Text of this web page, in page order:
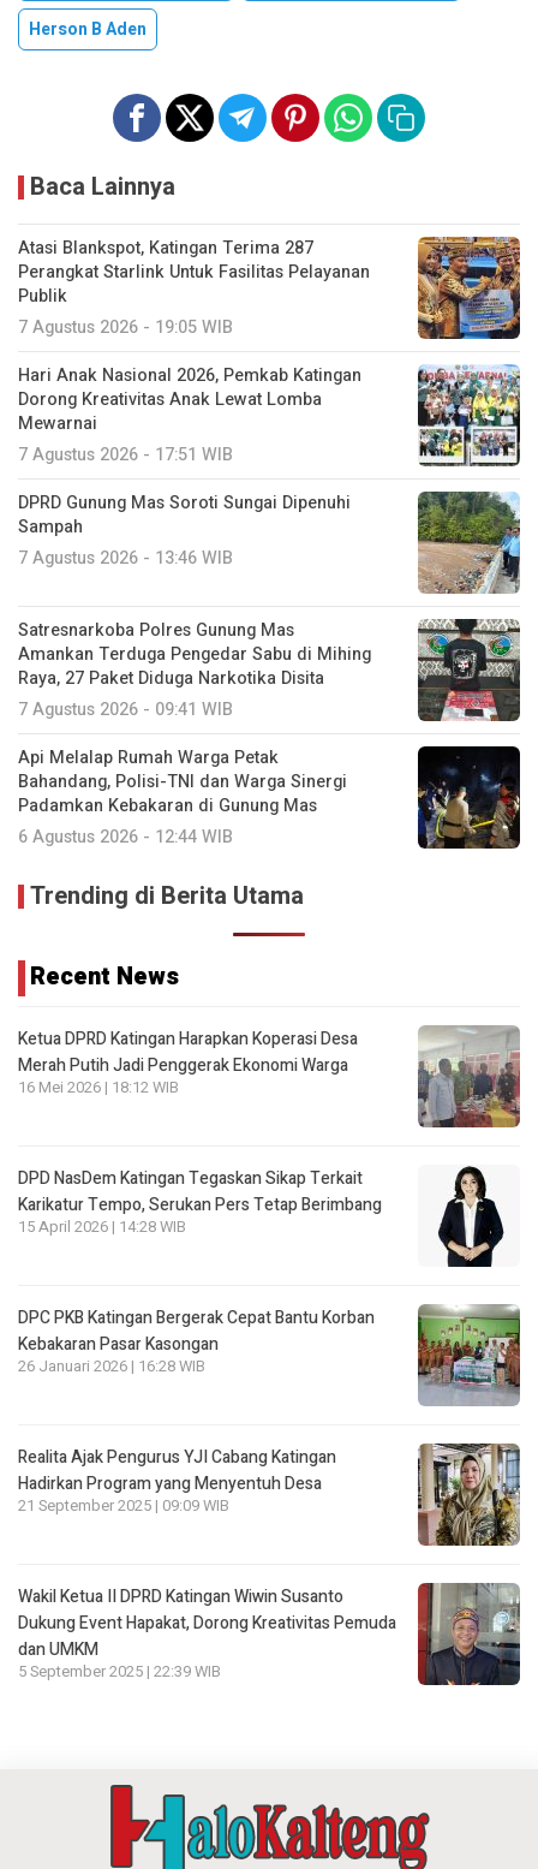
Herson B Aden
Baca Lainnya
Atasi Blankspot, Katingan Terima 287
Perangkat Starlink Untuk Fasilitas Pelayanan
Publik
7 Agustus 2026 - 19:05 WIB
Hari Anak Nasional 2026, Pemkab Katingan
Dorong Kreativitas Anak Lewat Lomba
Mewarnai
7 Agustus 2026 - 17:51 WIB
DPRD Gunung Mas Soroti Sungai Dipenuhi
Sampah
7 Agustus 2026 - 13:46 WIB
Satresnarkoba Polres Gunung Mas
Amankan Terduga Pengedar Sabu di Mihing
Raya, 27 Paket Diduga Narkotika Disita
7 Agustus 2026 - 09:41 WIB
Api Melalap Rumah Warga Petak
Bahandang, Polisi-TNI dan Warga Sinergi
Padamkan Kebakaran di Gunung Mas
6 Agustus 2026 - 12:44 WIB
Trending di Berita Utama
Recent News
Ketua DPRD Katingan Harapkan Koperasi Desa
Merah Putih Jadi Penggerak Ekonomi Warga
16 Mei 2026 | 18:12 WIB
DPD NasDem Katingan Tegaskan Sikap Terkait
Karikatur Tempo, Serukan Pers Tetap Berimbang
15 April 2026 | 14:28 WIB
DPC PKB Katingan Bergerak Cepat Bantu Korban
Kebakaran Pasar Kasongan
26 Januari 2026 | 16:28 WIB
Realita Ajak Pengurus YJI Cabang Katingan
Hadirkan Program yang Menyentuh Desa
21 September 2025 | 09:09 WIB
Wakil Ketua II DPRD Katingan Wiwin Susanto
Dukung Event Hapakat, Dorong Kreativitas Pemuda
dan UMKM
5 September 2025 | 22:39 WIB